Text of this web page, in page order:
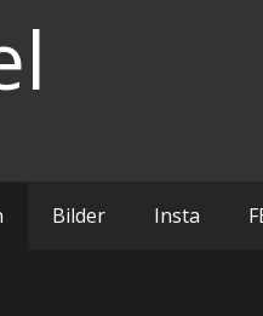
Bilder Insta